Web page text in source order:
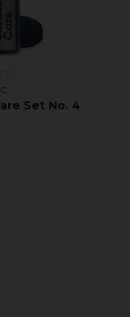
Set No. 4